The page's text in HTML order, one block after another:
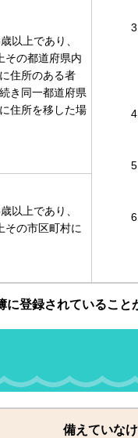
以上であり、
その都道府県内
住所のある者
き同一都道府県
住所を移した場
以上であり、
その市区町村に
登録されていること
備えていな